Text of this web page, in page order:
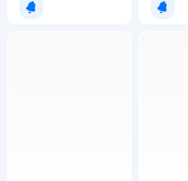
Уведомить о появлении